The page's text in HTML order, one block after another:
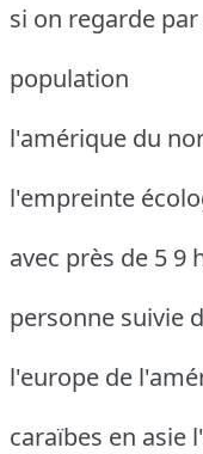
si on regarde
population
l'amérique du
l'empreinte
avec près de 5 9
personne suivie
l'europe de
caraïbes en asie